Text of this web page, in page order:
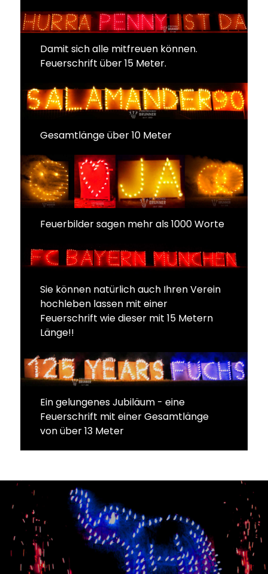
Damit sich alle mitfreuen können.
Feuerschrift über 15 Meter.
Gesamtlänge über 10 Meter
Feuerbilder sagen mehr als 1000 Worte
Sie können natürlich auch Ihren Verein
hochleben lassen mit einer
Feuerschrift wie dieser mit 15 Metern
Länge!!
Ein gelungenes Jubiläum - eine
Feuerschrift mit einer Gesamtlänge
von über 13 Meter